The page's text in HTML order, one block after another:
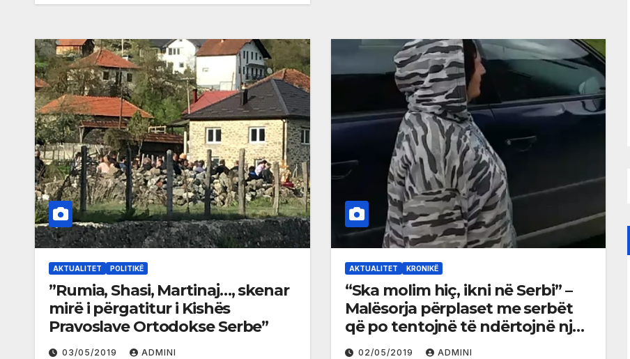
AKTUALITET POLITIKË
”Rumia, Shasi, Martinaj…, skenar
mirë i përgatitur i Kishës
Pravoslave Ortodokse Serbe”
03/05/2019 ADMINI
AKTUALITET KRONIKË
“Ska molim hiç, ikni në Serbi” –
Malësorja përplaset me serbët
që po tentojnë të ndërtojnë një
kishë në Martinaj
02/05/2019 ADMINI